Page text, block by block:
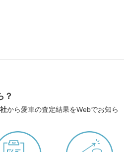
？
から愛車の査定結果をWebでお知ら